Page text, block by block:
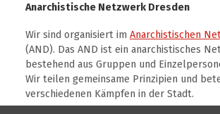
Anarchistische Netzwerk Dresden
Wir sind organisiert im Anarchistischen
(AND). Das AND ist ein anarchistisches
bestehend aus Gruppen und
Wir teilen gemeinsame Prinzipien und
verschiedenen Kämpfen in der Stadt.